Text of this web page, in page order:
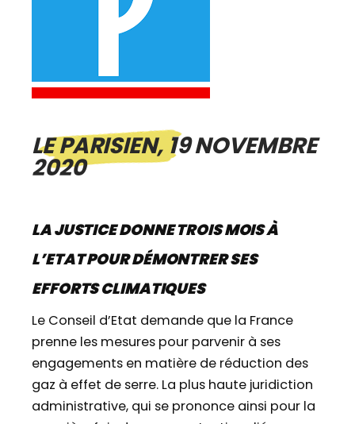
LE PARISIEN, 19 NOVEMBRE
2020
LA JUSTICE DONNE TROIS MOIS À
L’ETAT POUR DÉMONTRER SES
EFFORTS CLIMATIQUES
Le Conseil d’Etat demande que la France
prenne les mesures pour parvenir à ses
engagements en matière de réduction des
gaz à effet de serre. La plus haute juridiction
administrative, qui se prononce ainsi pour la